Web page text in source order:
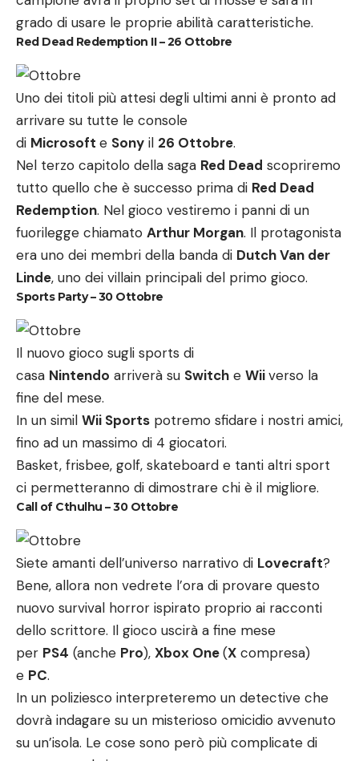
grado di usare le proprie abilità caratteristiche.
Red Dead Redemption II – 26 Ottobre
Uno dei titoli più attesi degli ultimi anni è pronto ad
arrivare su tutte le console
di Microsoft e Sony il 26 Ottobre.
Nel terzo capitolo della saga Red Dead scopriremo
tutto quello che è successo prima di Red Dead
Redemption. Nel gioco vestiremo i panni di un
fuorilegge chiamato Arthur Morgan. Il protagonista
era uno dei membri della banda di Dutch Van der
Linde, uno dei villain principali del primo gioco.
Sports Party – 30 Ottobre
Il nuovo gioco sugli sports di
casa Nintendo arriverà su Switch e Wiiverso la
fine del mese.
In un simil Wii Sports potremo sfidare i nostri amici,
fino ad un massimo di 4 giocatori.
Basket, frisbee, golf, skateboard e tanti altri sport
ci permetteranno di dimostrare chi è il migliore.
Call of Cthulhu – 30 Ottobre
Siete amanti dell’universo narrativo di Lovecraft?
Bene, allora non vedrete l’ora di provare questo
nuovo survival horror ispirato proprio ai racconti
dello scrittore. Il gioco uscirà a fine mese
per PS4 (anche Pro), Xbox One(X compresa)
e PC.
In un poliziesco interpreteremo un detective che
dovrà indagare su un misterioso omicidio avvenuto
su un’isola. Le cose sono però più complicate di